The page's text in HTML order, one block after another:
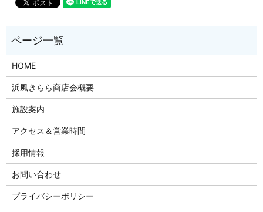
HOME
浜風きらら商店会概要
施設案内
アクセス＆営業時間
採用情報
お問い合わせ
プライバシーポリシー